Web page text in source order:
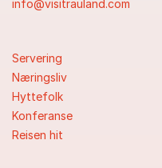
info@visitrauland.com
Servering
Næringsliv
Hyttefolk
Konferanse
Reisen hit